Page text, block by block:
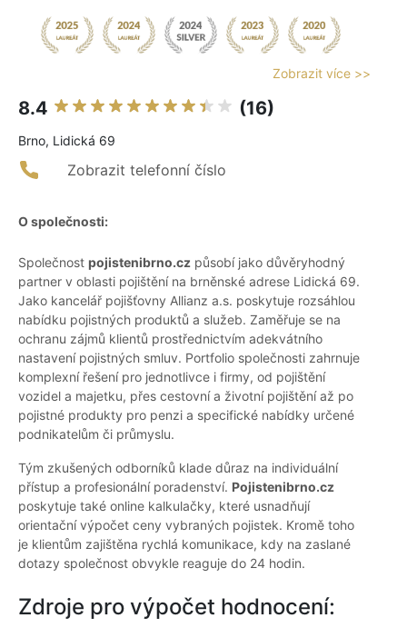
Zobrazit více >>
8.4 (16)
Brno, Lidická 69
Zobrazit telefonní číslo
O společnosti:
Společnost pojistenibrno.cz působí jako důvěryhodný
partner v oblasti pojištění na brněnské adrese Lidická 69.
Jako kancelář pojišťovny Allianz a.s. poskytuje rozsáhlou
nabídku pojistných produktů a služeb. Zaměřuje se na
ochranu zájmů klientů prostřednictvím adekvátního
nastavení pojistných smluv. Portfolio společnosti zahrnuje
komplexní řešení pro jednotlivce i firmy, od pojištění
vozidel a majetku, přes cestovní a životní pojištění až po
pojistné produkty pro penzi a specifické nabídky určené
podnikatelům či průmyslu.
Tým zkušených odborníků klade důraz na individuální
přístup a profesionální poradenství. Pojistenibrno.cz
poskytuje také online kalkulačky, které usnadňují
orientační výpočet ceny vybraných pojistek. Kromě toho
je klientům zajištěna rychlá komunikace, kdy na zaslané
dotazy společnost obvykle reaguje do 24 hodin.
Zdroje pro výpočet hodnocení: